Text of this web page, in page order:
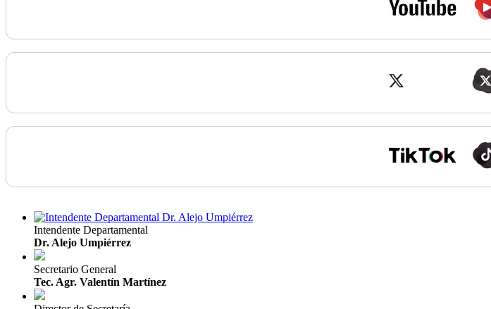
Intendente Departamental
Dr. Alejo Umpiérrez
Secretario General
Tec. Agr. Valentín Martínez